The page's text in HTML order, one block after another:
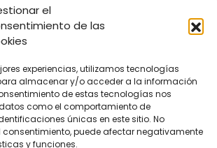
el
de las
experiencias, utilizamos tecnologías
almacenar y/o acceder a la información
de estas tecnologías nos
como el comportamiento de
únicas en este sitio. No
consentimiento, puede afectar negativamente
y funciones.